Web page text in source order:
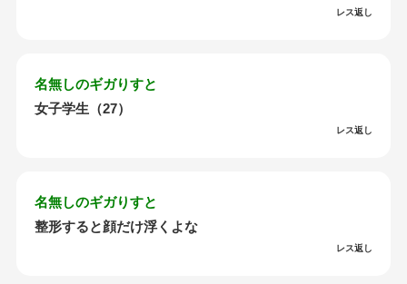
レス返し
名無しのギガりすと
女子学生（27）
レス返し
名無しのギガりすと
整形すると顔だけ浮くよな
レス返し